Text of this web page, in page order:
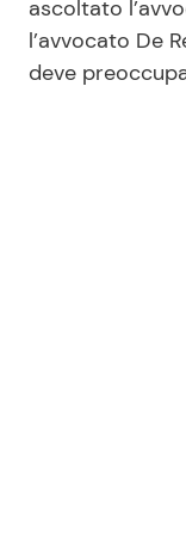
ascoltato
l’avvocato De
deve